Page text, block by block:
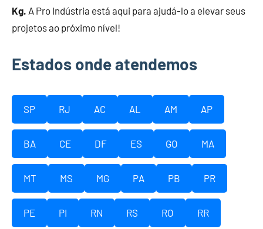
Kg. A Pro Indústria está aqui para ajudá-lo a elevar seus
projetos ao próximo nível!
Estados onde atendemos
SP RJ AC AL AM AP
BA CE DF ES GO MA
MT MS MG PA PB PR
PE PI RN RS RO RR